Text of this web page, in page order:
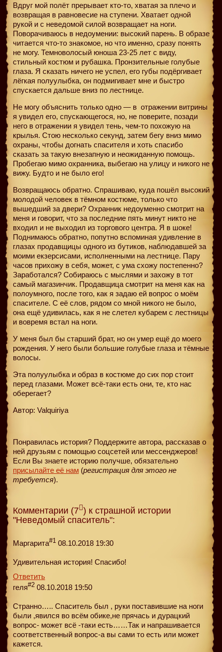
Вдруг мой полёт прерывает кто-то, хватая за плечо и
возвращая в равновесие на ступени. Хватает одной
рукой и с неведомой силой возвращает на ноги.
Поворачиваюсь в недоумении: высокий парень. В образе
читается что-то знакомое, но что именно, сразу понять
не могу. Темноволосый юноша 23-25 лет с виду,
стильный костюм и рубашка. Пронзительные голубые
глаза. Я сказать ничего не успел, его губы подёргивает
лёгкая полуулыбка, он подмигивает мне и быстро
спускается дальше вниз по лестнице.
Не могу объяснить только одно — в отражении витрины
я увидел его, спускающегося, но, не поверите, позади
него в отражении я увидел тень, чем-то похожую на
крылья. Стою несколько секунд, затем бегу вниз мимо
охраны, чтобы догнать спасителя и хоть спасибо
сказать за такую внезапную и неожиданную помощь.
Пробегаю мимо охранника, выбегаю на улицу и никого не
вижу. Будто и не было его!
Возвращаюсь обратно. Спрашиваю, куда пошёл высокий
молодой человек в тёмном костюме, только что
вышедший за двери? Охранник недоуменно смотрит на
меня и говорит, что за последние пять минут никто не
входил и не выходил из торгового центра. Я в шоке!
Поднимаюсь обратно, попутно вспоминая удивление в
глазах продавщицы одного из бутиков, наблюдавшей за
моими екзерсисами, исполненными на лестнице. Пару
часов прихожу в себя, может, с ума схожу постепенно?
Заработался? Собираюсь с мыслями и захожу в тот
самый магазинчик. Продавщица смотрит на меня как на
полоумного, после того, как я задаю ей вопрос о моём
спасителе. С её слов, рядом со мной никого не было,
она ещё удивилась, как я не слетел кубарем с лестницы
и вовремя встал на ноги.
У меня был бы старший брат, но он умер ещё до моего
рождения. У него были большие голубые глаза и тёмные
волосы.
Эта полуулыбка и образ в костюме до сих пор стоит
перед глазами. Может всё-таки есть они, те, кто нас
оберегает?
Автор: Valquiriya
Понравилась история? Поддержите автора, рассказав о
ней друзьям с помощью соцсетей или мессенджеров!
Если Вы знаете историю получше, обязательно
присылайте её нам (регистрация для этого не
требуется).
Комментарии (7 ) к страшной истории
"Неведомый спаситель":
Маргарита#1 08.10.2018 19:30
Удивительная история! Спасибо!
Ответить
геля#2 08.10.2018 19:50
Странно….. Спаситель был , руки поставившие на ноги
были ,явился во всём обике,не прячась и дурацкий
вопрос- может всё -таки есть……Так и напрашивается
соответственный вопрос-а вы сами то есть или может
кажется.